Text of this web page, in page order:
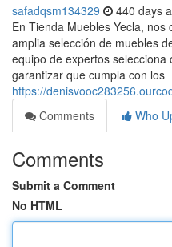
safadqsm134329 440 days
En Tienda Muebles Yecla,
amplia selección de muebles
equipo de expertos
garantizar que cumpla con los
https://
Comments
Who
Comments
Submit a Comment
No HTML